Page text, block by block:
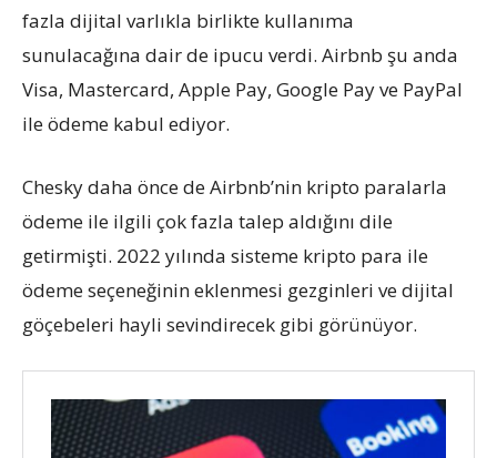
fazla dijital varlıkla birlikte kullanıma
sunulacağına dair de ipucu verdi. Airbnb şu anda
Visa, Mastercard, Apple Pay, Google Pay ve PayPal
ile ödeme kabul ediyor.
Chesky daha önce de Airbnb’nin kripto paralarla
ödeme ile ilgili çok fazla talep aldığını dile
getirmişti. 2022 yılında sisteme kripto para ile
ödeme seçeneğinin eklenmesi gezginleri ve dijital
göçebeleri hayli sevindirecek gibi görünüyor.